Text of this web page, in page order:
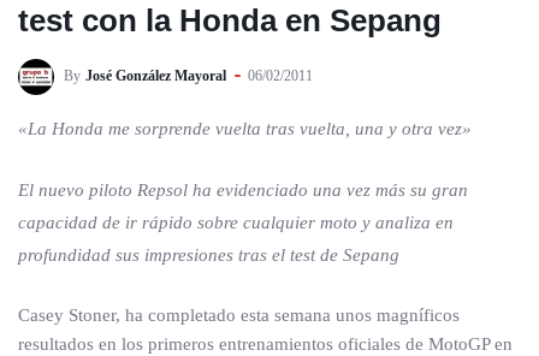
test con la Honda en Sepang
By José González Mayoral 06/02/2011
«La Honda me sorprende vuelta tras vuelta, una y otra vez»
El nuevo piloto Repsol ha evidenciado una vez más su gran
capacidad de ir rápido sobre cualquier moto y analiza en
profundidad sus impresiones tras el test de Sepang
Casey Stoner, ha completado esta semana unos magníficos
resultados en los primeros entrenamientos oficiales de MotoGP en